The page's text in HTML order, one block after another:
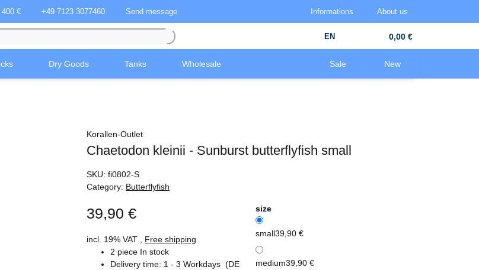
€ +49 7123 3077460 Send message Informations About us
EN 0,00 €
Dry Goods Tanks Wholesale Sale New
Korallen-Outlet
Chaetodon kleinii - Sunburst butterflyfish small
SKU: fi0802-S
Category: Butterflyfish
39,90 €
incl. 19% VAT , Free shipping
2 piece In stock
Delivery time: 1 - 3 Workdays (DE
size
small39,90 €
medium39,90 €